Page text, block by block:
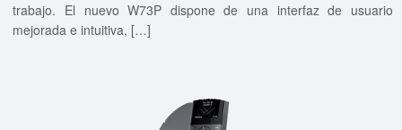
trabajo. El nuevo W73P dispone de una interfaz de usuario
mejorada e intuitiva, […]